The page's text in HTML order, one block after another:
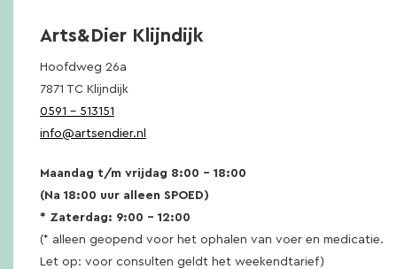
Arts&Dier Klijndijk
Hoofdweg 26a
7871 TC Klijndijk
0591 – 513151
info@artsendier.nl
Maandag t/m vrijdag 8:00 – 18:00
(Na 18:00 uur alleen SPOED)
* Zaterdag: 9:00 – 12:00
(* alleen geopend voor het ophalen van voer en medicatie.
Let op: voor consulten geldt het weekendtarief)